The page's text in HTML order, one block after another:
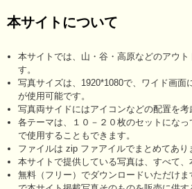
本サイトについて
本サイトでは、山・谷・高原などのアウ
す。
写真サイズは、1920*1080で、ワイド画
が使用可能です。
写真両サイドにはアイコンなどの配置を考
各テーマは、１０－２０枚のセットにな
で使用することもできます。
ファイルは zip ファアイルでまとめてあり
本サイトで提供している写真は、すべて
無料（フリー）でダウンロードいただけ